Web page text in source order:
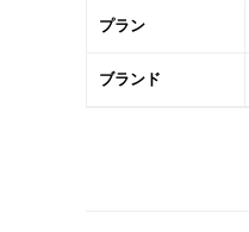
プラン
ブランド